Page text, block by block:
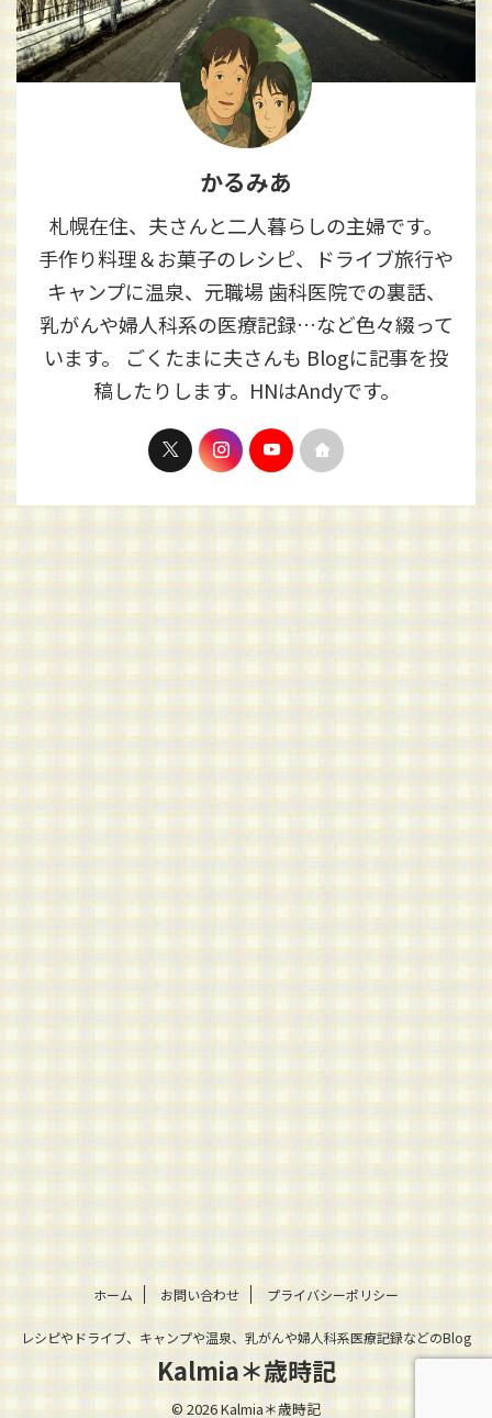
かるみあ
札幌在住、夫さんと二人暮らしの主婦です。
手作り料理＆お菓子のレシピ、ドライブ旅行や
キャンプに温泉、元職場 歯科医院での裏話、
乳がんや婦人科系の医療記録…など色々綴って
います。 ごくたまに夫さんも Blogに記事を投
稿したりします。HNはAndyです。
ホーム お問い合わせ プライバシーポリシー
レシピやドライブ、キャンプや温泉、乳がんや婦人科系医療記録などのBlog
Kalmia＊歳時記
© 2026 Kalmia＊歳時記